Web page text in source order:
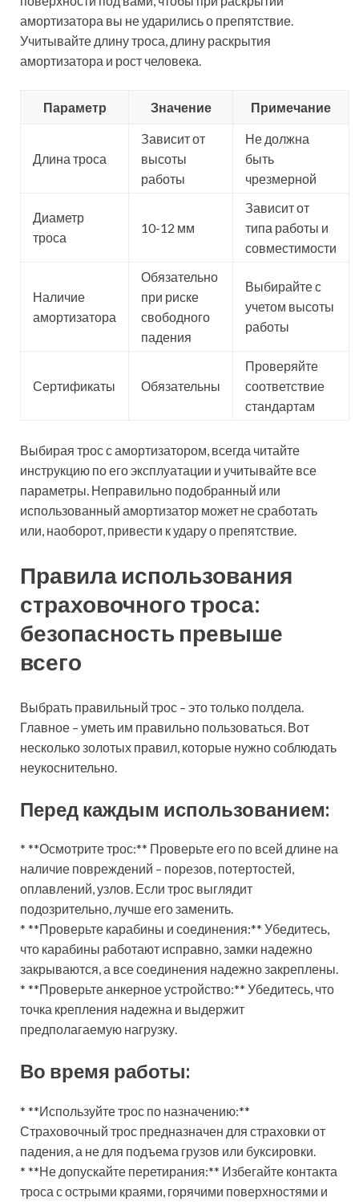
амортизатора вы не ударились о препятствие.
Учитывайте длину троса, длину раскрытия
амортизатора и рост человека.
Параметр Значение Примечание
Длина троса
Зависит от
высоты
работы
Не должна
быть
чрезмерной
Диаметр
троса
10-12 мм
Зависит от
типа работы и
совместимости
Наличие
амортизатора
Обязательно
при риске
свободного
падения
Выбирайте с
учетом высоты
работы
Сертификаты Обязательны
Проверяйте
соответствие
стандартам
Выбирая трос с амортизатором, всегда читайте
инструкцию по его эксплуатации и учитывайте все
параметры. Неправильно подобранный или
использованный амортизатор может не сработать
или, наоборот, привести к удару о препятствие.
Правила использования
страховочного троса:
безопасность превыше
всего
Выбрать правильный трос – это только полдела.
Главное – уметь им правильно пользоваться. Вот
несколько золотых правил, которые нужно соблюдать
неукоснительно.
Перед каждым использованием:
* **Осмотрите трос:** Проверьте его по всей длине на
наличие повреждений – порезов, потертостей,
оплавлений, узлов. Если трос выглядит
подозрительно, лучше его заменить.
* **Проверьте карабины и соединения:** Убедитесь,
что карабины работают исправно, замки надежно
закрываются, а все соединения надежно закреплены.
* **Проверьте анкерное устройство:** Убедитесь, что
точка крепления надежна и выдержит
предполагаемую нагрузку.
Во время работы:
* **Используйте трос по назначению:**
Страховочный трос предназначен для страховки от
падения, а не для подъема грузов или буксировки.
* **Не допускайте перетирания:** Избегайте контакта
троса с острыми краями, горячими поверхностями и